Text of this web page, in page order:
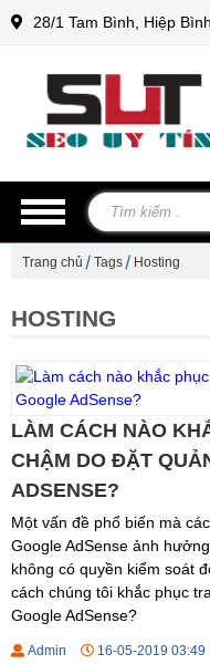
Trang chủ Tags Hosting
HOSTING
LÀM CÁCH NÀO
CHẬM DO ĐẶT
ADSENSE?
Một vấn đề phổ biến mà
Google AdSense ảnh
không có quyền kiểm soát
cách chúng tôi khắc phục
Google AdSense?
Admin 16-05-2019 03:49
28/1 Tam Bình, Hiệp